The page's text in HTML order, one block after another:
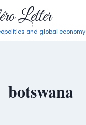
Letter
and global economy
botswana